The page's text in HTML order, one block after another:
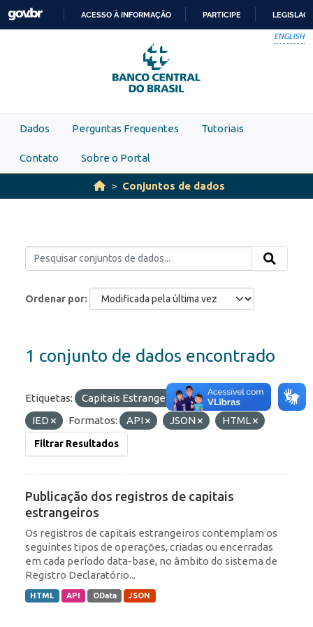
Skip to main content
PARA
O
CONTEÚDO
ACESSO À INFORMAÇÃO PARTICIPE
ENGLISH
Dados Perguntas Frequentes Tutoriais
Contato Sobre o Portal
Conjuntos de dados
Ordenar por
1 conjunto de dados encontrado
Etiquetas: Capitais Estrangeiros
RDE
IED
Formatos: API JSON HTML
Filtrar Resultados
Publicação dos registros de capitais
estrangeiros
Os registros de capitais estrangeiros contemplam os
seguintes tipos de operações, criadas ou encerradas
em cada período data-base, no âmbito do sistema de
Registro Declaratório...
HTML API OData JSON